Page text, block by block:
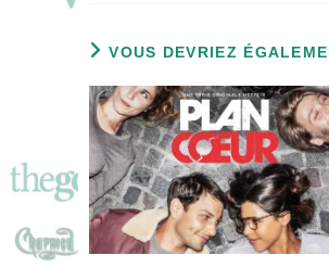
VOUS DEVRIEZ